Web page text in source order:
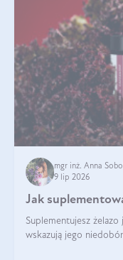
mgr inż. Anna Sobol
9 lip 2026
Jak
Suplementujesz
wskazują jego